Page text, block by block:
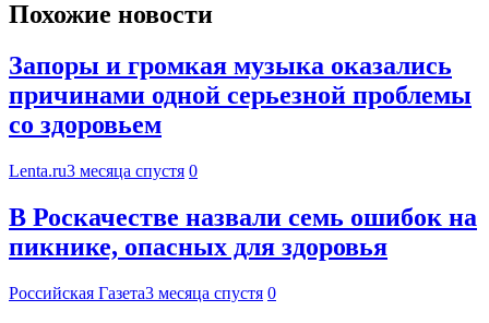
Похожие новости
Запоры и громкая музыка оказались
причинами одной серьезной проблемы
со здоровьем
Lenta.ru3 месяца спустя 0
В Роскачестве назвали семь ошибок на
пикнике, опасных для здоровья
Российская Газета3 месяца спустя 0